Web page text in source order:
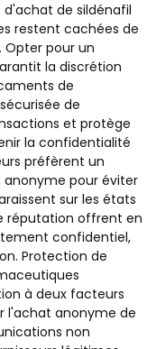
de sildénafil
restent cachées de
pour un
la discrétion
de
de
et protège
la confidentialité
préfèrent un
pour éviter
sur les états
réputation offrent en
confidentiel,
Protection de
à deux facteurs
l'achat anonyme de
non